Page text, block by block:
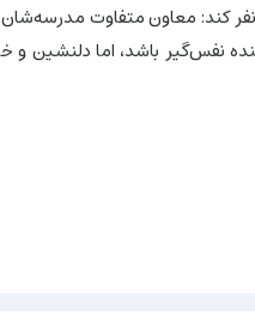
کند: معاون متفاوت
نفس‌گیر باشد، اما دلنشین